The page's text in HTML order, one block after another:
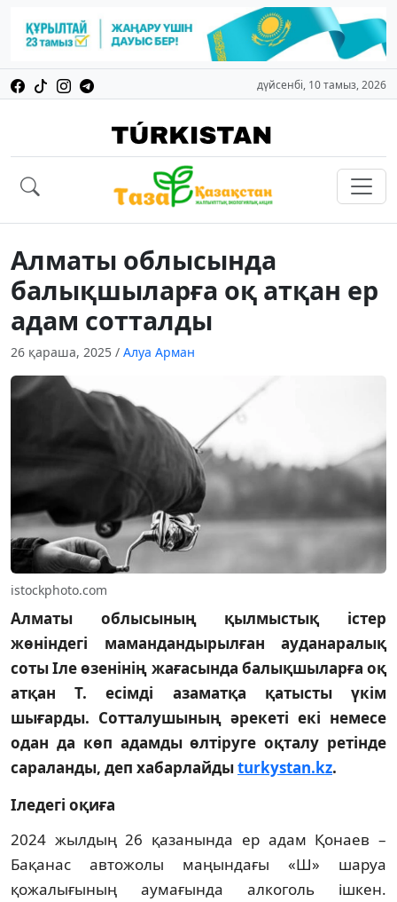
дүйсенбі, 10 тамыз, 2026
Алматы облысында
балықшыларға оқ атқан ер
адам сотталды
26 қараша, 2025 / Алуа Арман
istockphoto.com
Алматы облысының қылмыстық істер
жөніндегі мамандандырылған ауданаралық
соты Іле өзенінің жағасында балықшыларға оқ
атқан Т. есімді азаматқа қатысты үкім
шығарды. Сотталушының әрекеті екі немесе
одан да көп адамды өлтіруге оқталу ретінде
сараланды, деп хабарлайдыturkystan.kz.
Іледегі оқиға
2024 жылдың 26 қазанында ер адам Қонаев –
Бақанас автожолы маңындағы «Ш» шаруа
қожалығының аумағында алкоголь ішкен.